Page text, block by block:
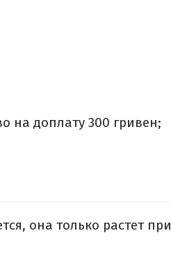
на доплату 300 гривен;
она только растет при